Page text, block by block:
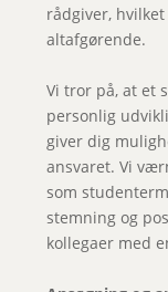
rådgiver,
altafgørende.
Vi tror på, at et
personlig
giver dig
ansvaret. Vi
som
stemning og
kollegaer med